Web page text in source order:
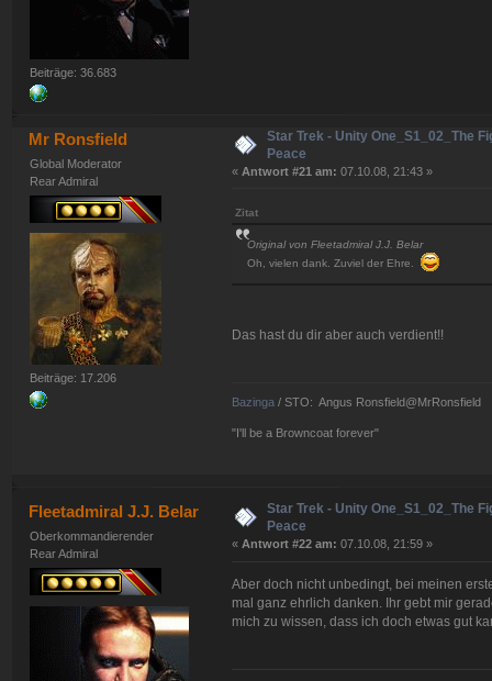
Beiträge: 36.683
Mr Ronsfield
Global Moderator
Rear Admiral
Beiträge: 17.206
Star Trek - Unity One_S1_02_The
Peace
« Antwort #21 am: 07.10.08, 21:43 »
Zitat
Original von Fleetadmiral J.J. Belar
Oh, vielen dank. Zuviel der Ehre.
Das hast du dir aber auch verdient!!
Bazinga/ STO: Angus Ronsfield@MrRonsfield
"I'll be a Browncoat forever"
Fleetadmiral J.J. Belar
Oberkommandierender
Rear Admiral
Star Trek - Unity One_S1_02_The
Peace
« Antwort #22 am: 07.10.08, 21:59 »
Aber doch nicht unbedingt, bei meinen
mal ganz ehrlich danken. Ihr gebt mir
mich zu wissen, dass ich doch etwas gut